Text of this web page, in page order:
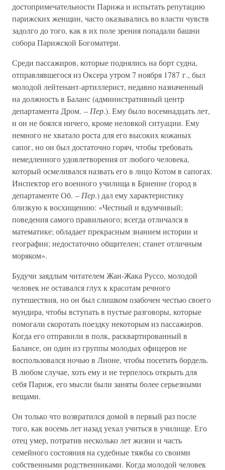
достопримечательности Парижа и испытать репутацию
парижских женщин, часто оказывались во власти чувств
задолго до того, как в их поле зрения попадали башни
собора Парижской Богоматери.
Среди пассажиров, которые поднялись на борт судна,
отправлявшегося из Оксера утром 7 ноября 1787 г., был
молодой лейтенант-артиллерист, недавно назначенный
на должность в Баланс (административный центр
департамента Дром. – Пер.). Ему было восемнадцать лет,
и он не боялся ничего, кроме неловкой ситуации. Ему
немного не хватало роста для его высоких кожаных
сапог, но он был достаточно горяч, чтобы требовать
немедленного удовлетворения от любого человека,
который осмеливался назвать его в лицо Котом в сапогах.
Инспектор его военного училища в Бриенне (город в
департаменте Об. – Пер.) дал ему характеристику
близкую к восхищению: «Честный и вдумчивый;
поведения самого правильного; всегда отличался в
математике; обладает прекрасным знанием истории и
географии; недостаточно общителен; станет отличным
моряком».
Будучи заядлым читателем Жан-Жака Руссо, молодой
человек не оставался глух к красотам речного
путешествия, но он был слишком озабочен честью своего
мундира, чтобы вступать в пустые разговоры, которые
помогали скоротать поездку некоторым из пассажиров.
Когда его отправили в полк, расквартированный в
Балансе, он один из группы молодых офицеров не
воспользовался ночью в Лионе, чтобы посетить бордель.
В любом случае, хоть ему и не терпелось открыть для
себя Париж, его мысли были заняты более серьезными
вещами.
Он только что возвратился домой в первый раз после
того, как восемь лет назад уехал учиться в училище. Его
отец умер, потратив несколько лет жизни и часть
семейного состояния на судебные тяжбы со своими
собственными родственниками. Когда молодой человек